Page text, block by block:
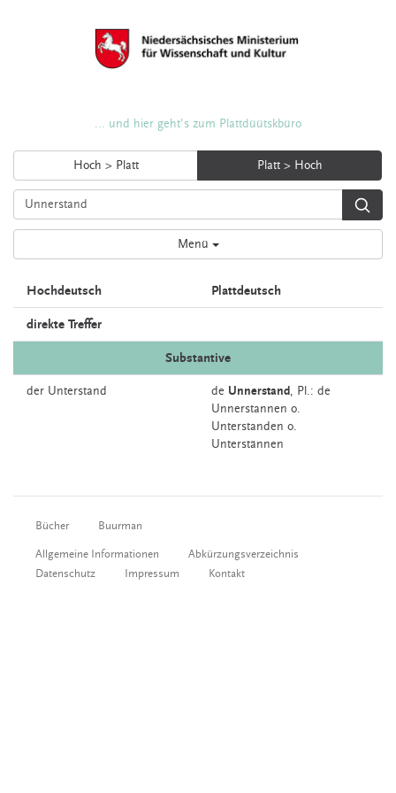
... und hier geht's zum Plattdüütskbüro
Hoch > Platt Platt > Hoch
Menü
Hochdeutsch Plattdeutsch
direkte Treffer
Substantive
der Unterstand de Unnerstand, Pl.: de
Unnerstannen o.
Unterstanden o.
Unterstännen
Bücher Buurman
Allgemeine Informationen
Abkürzungsverzeichnis
Datenschutz
Impressum Kontakt